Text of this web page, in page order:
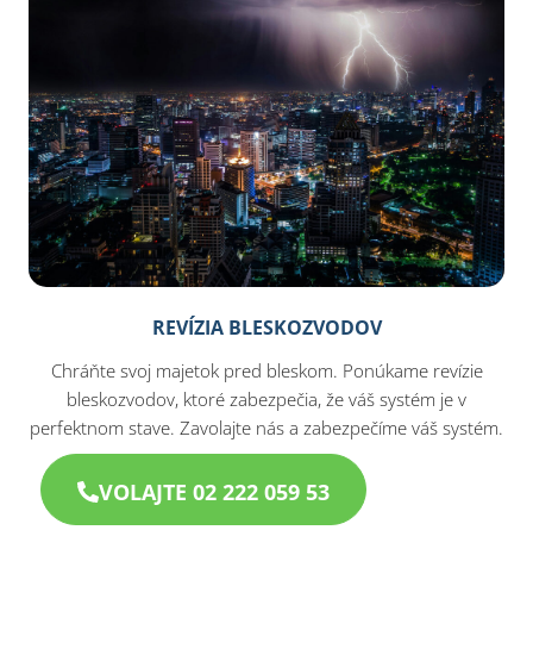
REVÍZIA BLESKOZVODOV
Chráňte svoj majetok pred bleskom. Ponúkame revízie
bleskozvodov, ktoré zabezpečia, že váš systém je v
perfektnom stave. Zavolajte nás a zabezpečíme váš systém.
VOLAJTE 02 222 059 53